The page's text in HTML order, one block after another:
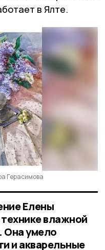
в Ялте.
Герасимова
Елены
влажной
Она умело
и акварельные